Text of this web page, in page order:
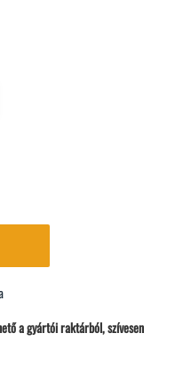
a gyártói raktárból, szívesen